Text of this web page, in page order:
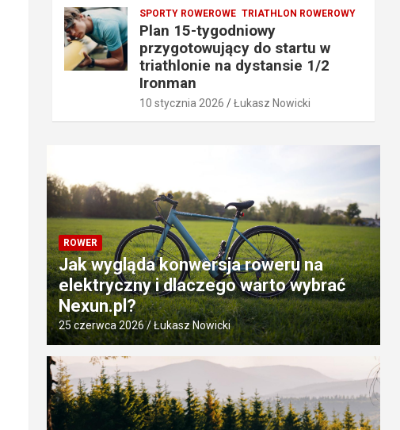
SPORTY ROWEROWE TRIATHLON ROWEROWY
Plan 15-tygodniowy
przygotowujący do startu w
triathlonie na dystansie 1/2
Ironman
10 stycznia 2026 Łukasz Nowicki
ROWER
Jak wygląda konwersja roweru na
elektryczny i dlaczego warto wybrać
Nexun.pl?
25 czerwca 2026 Łukasz Nowicki